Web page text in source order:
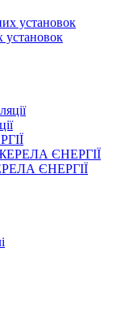
установок
ЄНЕРГІЇ